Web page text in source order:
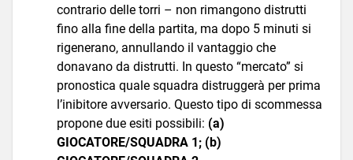
contrario delle torri – non rimangono distrutti
fino alla fine della partita, ma dopo 5 minuti si
rigenerano, annullando il vantaggio che
donavano da distrutti. In questo “mercato” si
pronostica quale squadra distruggerà per prima
l’inibitore avversario. Questo tipo di scommessa
propone due esiti possibili: (a)
GIOCATORE/SQUADRA 1; (b)